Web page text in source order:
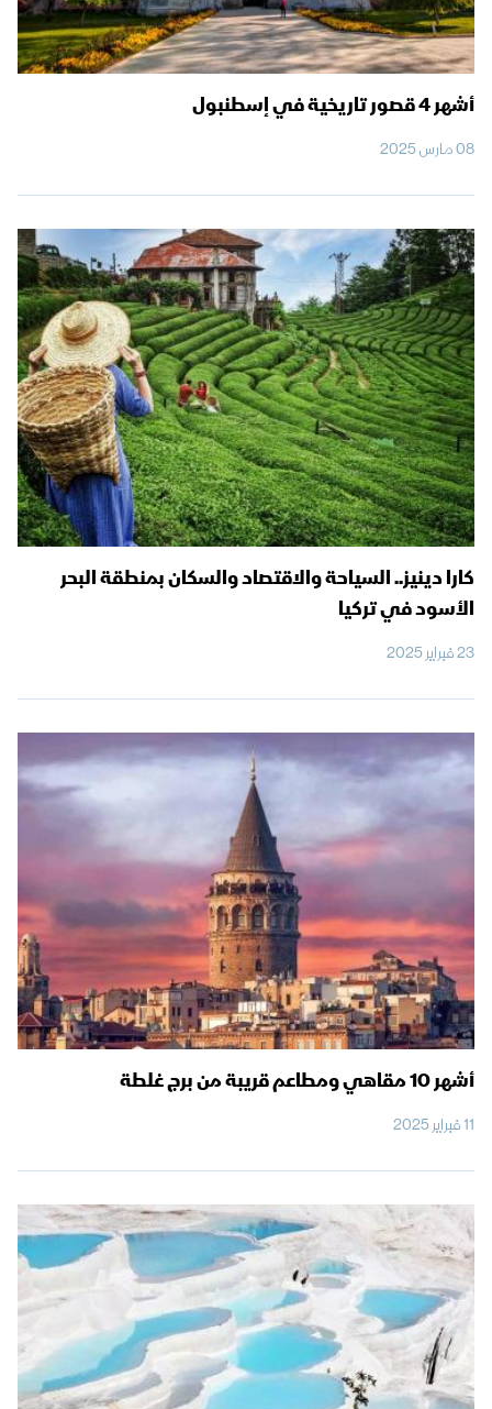
أشهر 4 قصور تاريخية في إسطنبول
08 مارس 2025
كارا دينيز.. السياحة والاقتصاد والسكان بمنطقة البحر
الأسود في تركيا
23 فبراير 2025
أشهر 10 مقاهي ومطاعم قريبة من برج غلطة
11 فبراير 2025